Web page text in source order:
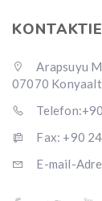
Arapsuyu
07070
Fax: +90
E-mail-